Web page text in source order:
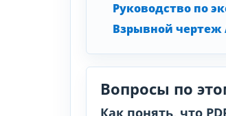
Руководство по
Взрывной чертеж
Вопросы по
Как понять, что